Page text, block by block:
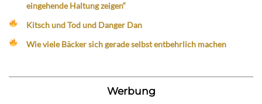
eingehende Haltung zeigen“
Kitsch und Tod und Danger Dan
Wie viele Bäcker sich gerade selbst entbehrlich machen
Werbung